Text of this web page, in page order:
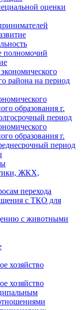
оценки
полномочий
района на период
образования г.
период
образования г.
период
ЖКХ,
перехода
с ТКО для
с животными
хозяйство
хозяйство